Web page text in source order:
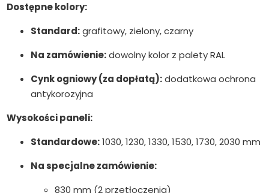
Dostępne kolory:
Standard:grafitowy, zielony, czarny
Na zamówienie:dowolny kolor z palety RAL
Cynk ogniowy (za dopłatą):dodatkowa ochrona
antykorozyjna
Wysokości paneli:
Standardowe:1030, 1230, 1330, 1530, 1730, 2030 mm
Na specjalne zamówienie:
830 mm (2 przetłoczenia)